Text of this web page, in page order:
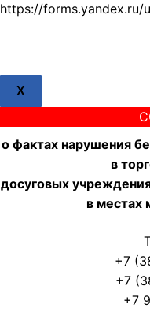
https://forms.yandex.ru/
X
о фактах нарушения
в
досуговых
в местах
+7
+7
+7